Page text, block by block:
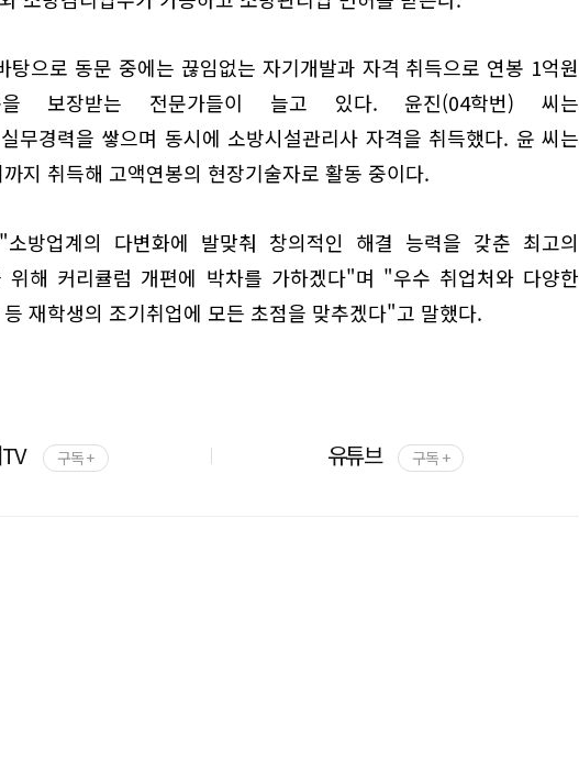
탕으로 동문 중에는 끊임없는 자기개발과 자격 취득으로 연봉 1억원
을 보장받는 전문가들이 늘고 있다. 윤진(04학번) 씨는
무경력을 쌓으며 동시에 소방시설관리사 자격을 취득했다. 윤 씨는
지 취득해 고액연봉의 현장기술자로 활동 중이다.
방업계의 다변화에 발맞춰 창의적인 해결 능력을 갖춘 최고의
위해 커리큘럼 개편에 박차를 가하겠다"며 "우수 취업처와 다양한
재학생의 조기취업에 모든 초점을 맞추겠다"고 말했다.
구독 + 유튜브 구독 +